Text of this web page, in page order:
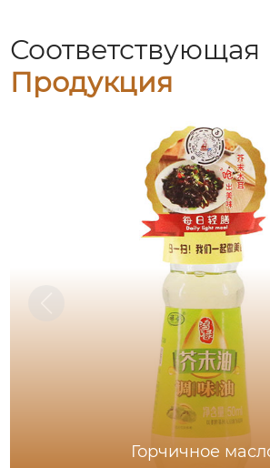
Соответствующая
Продукция
Горчичное